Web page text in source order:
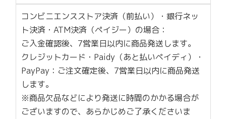
コンビニエンスストア決済（前払い）・銀行ネッ
ト決済・ATM決済（ペイジー）の場合：
ご入金確認後、7営業日以内に商品発送します。
クレジットカード・Paidy（あと払いペイディ）・
PayPay：ご注文確定後、7営業日以内に商品発送
します。
※商品欠品などにより発送に時間のかかる場合が
ございますので、あらかじめご了承くださいま